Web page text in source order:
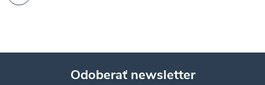
Odoberať newsletter